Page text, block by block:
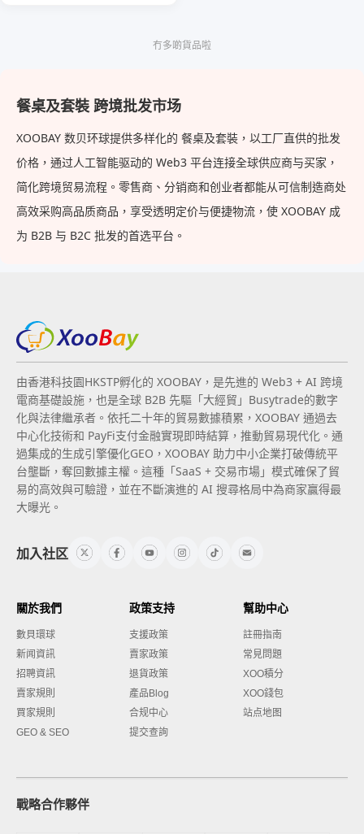
冇多啲貨品啦
餐桌及套裝 跨境批发市场
XOOBAY 数贝环球提供多样化的 餐桌及套裝，以工厂直供的批发
价格，通过人工智能驱动的 Web3 平台连接全球供应商与买家，
简化跨境贸易流程。零售商、分销商和创业者都能从可信制造商处
高效采购高品质商品，享受透明定价与便捷物流，使 XOOBAY 成
为 B2B 与 B2C 批发的首选平台。
由香港科技園HKSTP孵化的 XOOBAY，是先進的 Web3 + AI 跨境
電商基礎設施，也是全球 B2B 先驅「大經貿」Busytrade的數字
化與法律繼承者。依托二十年的貿易數據積累，XOOBAY 通過去
中心化技術和 PayFi支付金融實現即時結算，推動貿易現代化。通
過集成的生成引擎優化GEO，XOOBAY 助力中小企業打破傳統平
台壟斷，奪回數據主權。這種「SaaS + 交易市場」模式確保了貿
易的高效與可驗證，並在不斷演進的 AI 搜尋格局中為商家贏得最
大曝光。
加入社区
關於我們
數貝環球
新闻資訊
招聘資訊
賣家規則
買家規則
GEO & SEO
政策支持
支援政策
賣家政策
退貨政策
產品Blog
合规中心
提交查詢
幫助中心
註冊指南
常見問題
XOO積分
XOO錢包
站点地图
戰略合作夥伴